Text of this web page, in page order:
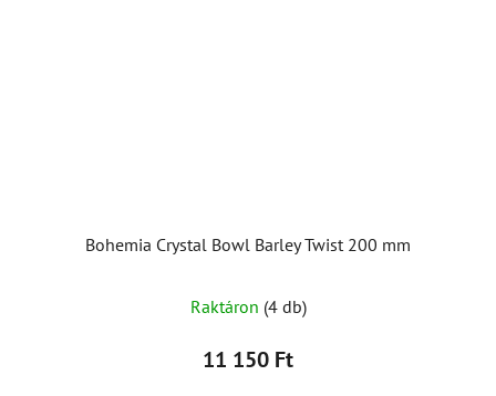
Bohemia Crystal Bowl Barley Twist 200 mm
Raktáron (4 db)
11 150 Ft